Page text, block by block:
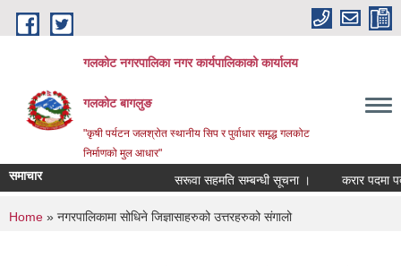
Skip to main content
गलकोट नगरपालिका नगर कार्यपालिकाको कार्यालय
गलकोट बागलुङ
"कृषी पर्यटन जलश्रोत स्थानीय सिप र पुर्वाधार समृद्ध गलकोट
निर्माणको मुल आधार"
समाचार सरूवा सहमति सम्बन्धी सूचना । करार पदमा
You are here
Home » नगरपालिकामा सोधिने जिज्ञासाहरुको उत्तरहरुको संगालो